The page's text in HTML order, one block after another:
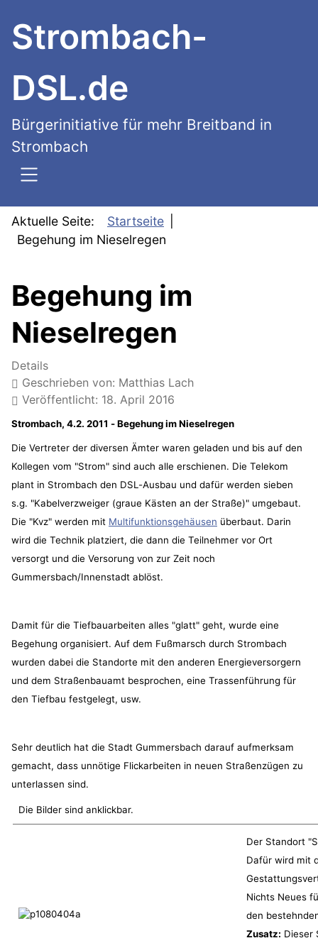
SKIP TO MAIN CONTENT
Strombach-
DSL.de
Bürgerinitiative für mehr Breitband in
Strombach
Aktuelle Seite:
Startseite
Begehung im Nieselregen
Begehung im
Nieselregen
Details
Geschrieben von: Matthias Lach
Veröffentlicht: 18. April 2016
Strombach, 4.2. 2011 - Begehung im Nieselregen
Die Vertreter der diversen Ämter waren geladen und bis auf den
Kollegen vom "Strom" sind auch alle erschienen. Die Telekom
plant in Strombach den DSL-Ausbau und dafür werden sieben
s.g. "Kabelverzweiger (graue Kästen an der Straße)" umgebaut.
Die "Kvz" werden mit Multifunktionsgehäusen überbaut. Darin
wird die Technik platziert, die dann die Teilnehmer vor Ort
versorgt und die Versorung von zur Zeit noch
Gummersbach/Innenstadt ablöst.
Damit für die Tiefbauarbeiten alles "glatt" geht, wurde eine
Begehung organisiert. Auf dem Fußmarsch durch Strombach
wurden dabei die Standorte mit den anderen Energieversorgern
und dem Straßenbauamt besprochen, eine Trassenführung für
den Tiefbau festgelegt, usw.
Sehr deutlich hat die Stadt Gummersbach darauf aufmerksam
gemacht, dass unnötige Flickarbeiten in neuen Straßenzügen zu
unterlassen sind.
Die Bilder sind anklickbar.
Der Standort
Dafür wird mit
Nichts Neues
den
Zusatz: Dieser